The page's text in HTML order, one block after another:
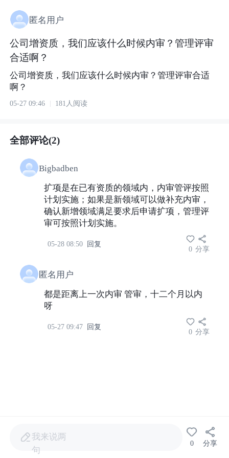
匿名用户
公司增资质，我们应该什么时候内审？管理评审
合适啊？
公司增资质，我们应该什么时候内审？管理评审合适
啊？
05-27 09:46 181人阅读
全部评论(2)
Bigbadben
扩项是在已有资质的领域内，内审管评按照
计划实施；如果是新领域可以做补充内审，
确认新增领域满足要求后申请扩项，管理评
审可按照计划实施。
05-28 08:50 回复
0 分享
匿名用户
都是距离上一次内审 管审，十二个月以内
呀
05-27 09:47 回复
0 分享
我来说两
句
0 分享